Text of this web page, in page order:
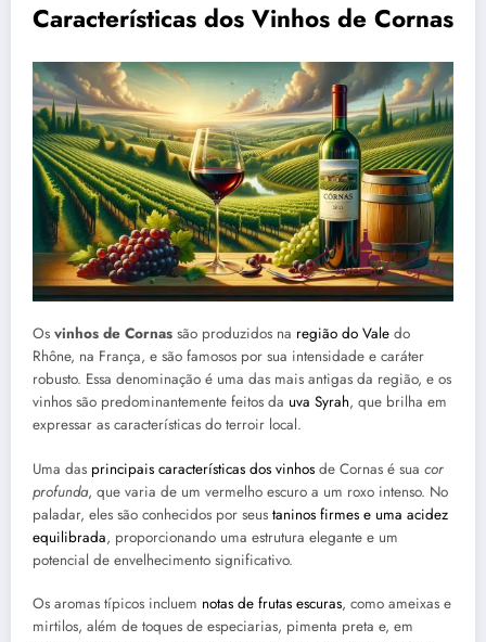
Características dos Vinhos de Cornas
Os vinhos de Cornas são produzidos na região do Vale do
Rhône, na França, e são famosos por sua intensidade e caráter
robusto. Essa denominação é uma das mais antigas da região, e os
vinhos são predominantemente feitos da uva Syrah, que brilha em
expressar as características do terroir local.
Uma das principais características dos vinhos de Cornas é sua cor
profunda, que varia de um vermelho escuro a um roxo intenso. No
paladar, eles são conhecidos por seus taninos firmes e uma acidez
equilibrada, proporcionando uma estrutura elegante e um
potencial de envelhecimento significativo.
Os aromas típicos incluem notas de frutas escuras, como ameixas e
mirtilos, além de toques de especiarias, pimenta preta e, em